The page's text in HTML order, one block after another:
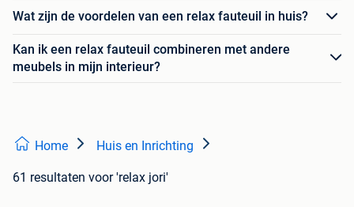
Wat zijn de voordelen van een relax fauteuil in huis?
Kan ik een relax fauteuil combineren met andere
meubels in mijn interieur?
Home Huis en Inrichting
61 resultaten voor 'relax jori'